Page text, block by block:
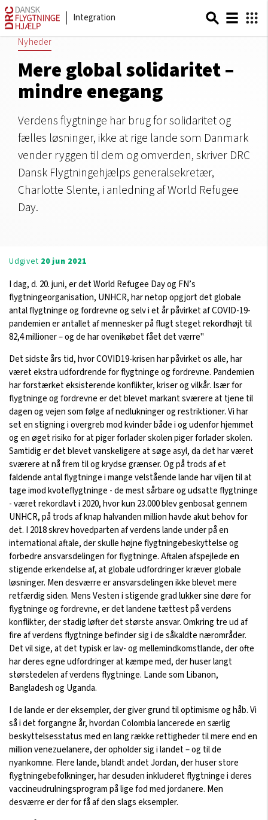
Integration
Nyheder
Mere global solidaritet –
mindre enegang
Verdens flygtninge har brug for solidaritet og
fælles løsninger, ikke at rige lande som Danmark
vender ryggen til dem og omverden, skriver DRC
Dansk Flygtningehjælps generalsekretær,
Charlotte Slente, i anledning af World Refugee
Day.
Udgivet 20 jun 2021
I dag, d. 20. juni, er det World Refugee Day og FN’s
flygtningeorganisation, UNHCR, har netop opgjort det globale
antal flygtninge og fordrevne og selv i et år påvirket af COVID-19-
pandemien er antallet af mennesker på flugt steget rekordhøjt til
82,4 millioner – og de har ovenikøbet fået det værre"
Det sidste års tid, hvor COVID19-krisen har påvirket os alle, har
været ekstra udfordrende for flygtninge og fordrevne. Pandemien
har forstærket eksisterende konflikter, kriser og vilkår. Især for
flygtninge og fordrevne er det blevet markant sværere at tjene til
dagen og vejen som følge af nedlukninger og restriktioner. Vi har
set en stigning i overgreb mod kvinder både i og udenfor hjemmet
og en øget risiko for at piger forlader skolen piger forlader skolen.
Samtidig er det blevet vanskeligere at søge asyl, da det har været
sværere at nå frem til og krydse grænser. Og på trods af et
faldende antal flygtninge i mange velstående lande har viljen til at
tage imod kvoteflygtninge - de mest sårbare og udsatte flygtninge
- været rekordlavt i 2020, hvor kun 23.000 blev genbosat gennem
UNHCR, på trods af knap halvanden million havde akut behov for
det. I 2018 skrev hovedparten af verdens lande under på en
international aftale, der skulle højne flygtningebeskyttelse og
forbedre ansvarsdelingen for flygtninge. Aftalen afspejlede en
stigende erkendelse af, at globale udfordringer kræver globale
løsninger. Men desværre er ansvarsdelingen ikke blevet mere
retfærdig siden. Mens Vesten i stigende grad lukker sine døre for
flygtninge og fordrevne, er det landene tættest på verdens
konflikter, der stadig løfter det største ansvar. Omkring tre ud af
fire af verdens flygtninge befinder sig i de såkaldte nærområder.
Det vil sige, at det typisk er lav- og mellemindkomstlande, der ofte
har deres egne udfordringer at kæmpe med, der huser langt
størstedelen af verdens flygtninge. Lande som Libanon,
Bangladesh og Uganda.
I de lande er der eksempler, der giver grund til optimisme og håb. Vi
så i det forgangne år, hvordan Colombia lancerede en særlig
beskyttelsesstatus med en lang række rettigheder til mere end en
million venezuelanere, der opholder sig i landet – og til de
nyankomne. Flere lande, blandt andet Jordan, der huser store
flygtningebefolkninger, har desuden inkluderet flygtninge i deres
vaccineudrulningsprogram på lige fod med jordanere. Men
desværre er der for få af den slags eksempler.